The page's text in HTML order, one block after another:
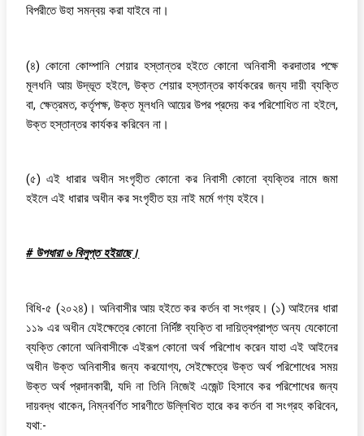
বিপরীতে উহা সমন্বয় করা যাইবে না।
(৪) কোনো কোম্পানি শেয়ার হস্তান্তর হইতে কোনো অনিবাসী করদাতার পক্ষে
মূলধনি আয় উদ্ভূত হইলে, উক্ত শেয়ার হস্তান্তর কার্যকরের জন্য দায়ী ব্যক্তি
বা, ক্ষেত্রমত, কর্তৃপক্ষ, উক্ত মূলধনি আয়ের উপর প্রদেয় কর পরিশোধিত না হইলে,
উক্ত হস্তান্তর কার্যকর করিবেন না।
(৫) এই ধারার অধীন সংগৃহীত কোনো কর নিবাসী কোনো ব্যক্তির নামে জমা
হইলে এই ধারার অধীন কর সংগৃহীত হয় নাই মর্মে গণ্য হইবে।
# উপধারা ৬ বিলুপ্ত হইয়াছে।
বিধি-৫ (২০২৪)। অনিবাসীর আয় হইতে কর কর্তন বা সংগ্রহ। (১) আইনের ধারা
১১৯ এর অধীন যেইক্ষেত্রে কোনো নির্দিষ্ট ব্যক্তি বা দায়িত্বপ্রাপ্ত অন্য যেকোনো
ব্যক্তি কোনো অনিবাসীকে এইরূপ কোনো অর্থ পরিশোধ করেন যাহা এই আইনের
অধীন উক্ত অনিবাসীর জন্য করযোগ্য, সেইক্ষেত্রে উক্ত অর্থ পরিশোধের সময়
উক্ত অর্থ প্রদানকারী, যদি না তিনি নিজেই এজেন্ট হিসাবে কর পরিশোধের জন্য
দায়বদ্ধ থাকেন, নিম্নবর্ণিত সারণীতে উল্লিখিত হারে কর কর্তন বা সংগ্রহ করিবেন,
যথা:-